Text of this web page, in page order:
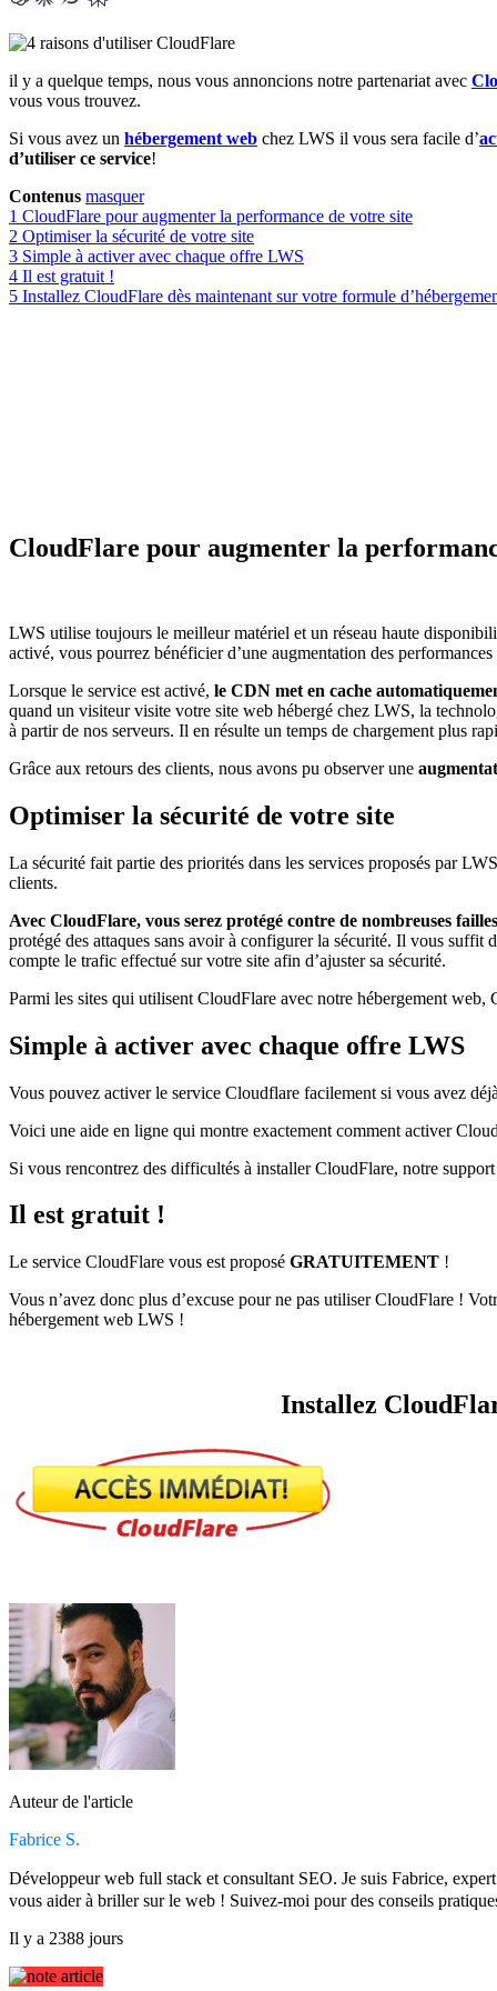
il y a quelque temps, nous vous annoncions notre partenariat avec
vous vous trouvez.
Si vous avez un hébergement web chez LWS il vous sera facile d’
d’utiliser ce service!
Contenus masquer
1 CloudFlare pour augmenter la performance de votre site
2 Optimiser la sécurité de votre site
3 Simple à activer avec chaque offre LWS
4 Il est gratuit !
5 Installez CloudFlare dès maintenant sur votre formule
CloudFlare pour augmenter la
LWS utilise toujours le meilleur matériel et un réseau haute
activé, vous pourrez bénéficier d’une augmentation des
Lorsque le service est activé, le CDN met en cache
quand un visiteur visite votre site web hébergé chez LWS, la
à partir de nos serveurs. Il en résulte un temps de chargement plus
Grâce aux retours des clients, nous avons pu observer une
Optimiser la sécurité de votre site
La sécurité fait partie des priorités dans les services proposés par
clients.
Avec CloudFlare, vous serez protégé contre de nombreuses failles
protégé des attaques sans avoir à configurer la sécurité. Il vous
compte le trafic effectué sur votre site afin d’ajuster sa sécurité.
Parmi les sites qui utilisent CloudFlare avec notre hébergement web,
Simple à activer avec chaque offre LWS
Vous pouvez activer le service Cloudflare facilement si vous avez
Voici une aide en ligne qui montre exactement comment activer
Si vous rencontrez des difficultés à installer CloudFlare, notre
Il est gratuit !
Le service CloudFlare vous est proposé GRATUITEMENT !
Vous n’avez donc plus d’excuse pour ne pas utiliser CloudFlare !
hébergement web LWS !
Installez
Auteur de l'article
Fabrice S.
Développeur web full stack et consultant SEO. Je suis Fabrice,
vous aider à briller sur le web ! Suivez-moi pour des conseils
Il y a 2388 jours